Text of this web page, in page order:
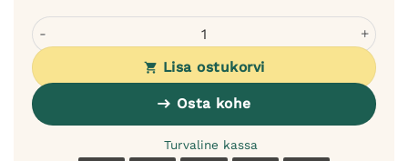
Sanadog jäneselihast maiuseribad koertele - üksik
Lisa ostukorvi
Osta kohe
Turvaline kassa